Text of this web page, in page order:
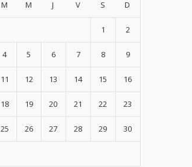
M M J V S D
1 2
4 5 6 7 8 9
11 12 13 14 15 16
18 19 20 21 22 23
25 26 27 28 29 30